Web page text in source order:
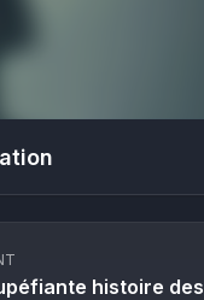
Spiritisme
conspiracy
Horreur
Crime
histoire des